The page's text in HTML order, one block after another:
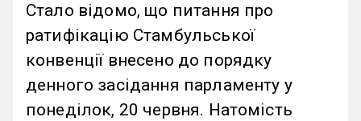
Стало відомо, що питання про
ратифікацію Стамбульської
конвенції внесено до порядку
денного засідання парламенту у
понеділок, 20 червня. Натомість